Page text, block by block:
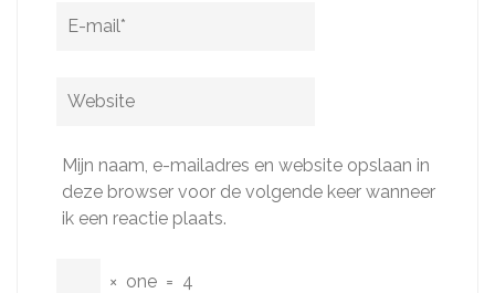
E-
Website
Mijn naam, e-mailadres en website opslaan in
deze browser voor de volgende keer wanneer
ik een reactie plaats.
× one = 4